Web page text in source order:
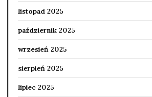
listopad 2025
październik 2025
wrzesień 2025
sierpień 2025
lipiec 2025